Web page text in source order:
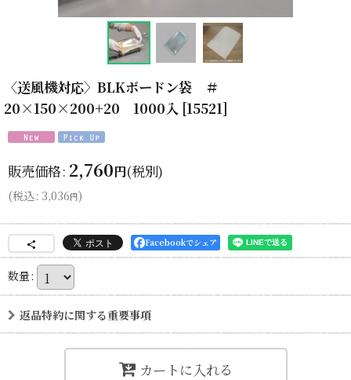
〈送風機対応〉BLKボードン袋 ＃
20×150×200+20 1000入 [15521]
販売価格: 2,760円(税別)
(税込: 3,036円)
Facebookでシェア
数量:
返品特約に関する重要事項
カートに入れる